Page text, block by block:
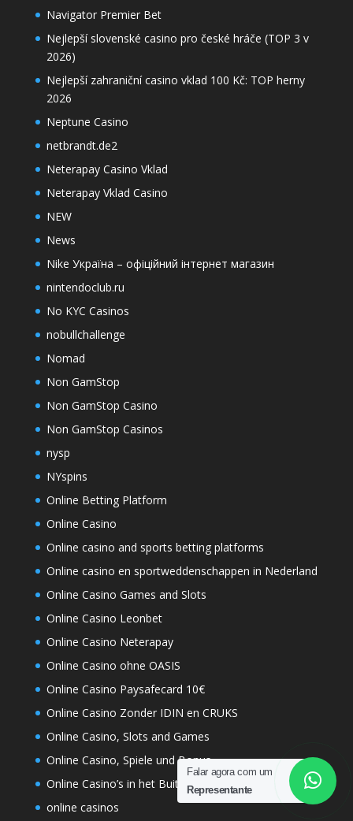
Falar agora com um
Representante
Navigator Premier Bet
Nejlepší slovenské casino pro české hráče (TOP 3 v
2026)
Nejlepší zahraniční casino vklad 100 Kč: TOP herny
2026
Neptune Casino
netbrandt.de2
Neterapay Casino Vklad
Neterapay Vklad Casino
NEW
News
Nike Україна – офіційний інтернет магазин
nintendoclub.ru
No KYC Casinos
nobullchallenge
Nomad
Non GamStop
Non GamStop Casino
Non GamStop Casinos
nysp
NYspins
Online Betting Platform
Online Casino
Online casino and sports betting platforms
Online casino en sportweddenschappen in Nederland
Online Casino Games and Slots
Online Casino Leonbet
Online Casino Neterapay
Online Casino ohne OASIS
Online Casino Paysafecard 10€
Online Casino Zonder IDIN en CRUKS
Online Casino, Slots and Games
Online Casino, Spiele und Bonus
Online Casino’s in het Buitenland
online casinos